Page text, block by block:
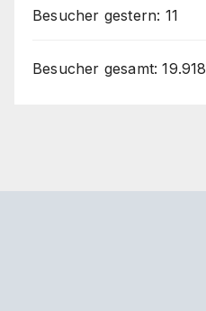
Besucher gestern: 11
Besucher gesamt:19.918